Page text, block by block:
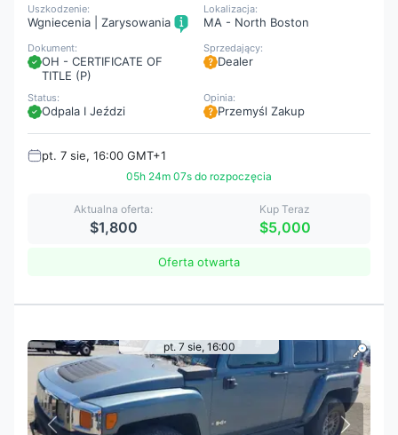
Uszkodzenie:
Wgniecenia | Zarysowania
Sprzedający:
Dealer
Dokument:
OH - CERTIFICATE OF
TITLE (P)
Lokalizacja:
MA - North Boston
Status:
Odpala I Jeździ
Opinia:
Przemyśl Zakup
pt. 7 sie, 16:00 GMT+1
05h 24m 05s do rozpoczęcia
Aktualna oferta:
$1,800
Kup Teraz
$5,000
Oferta otwarta
pt. 7 sie, 16:00